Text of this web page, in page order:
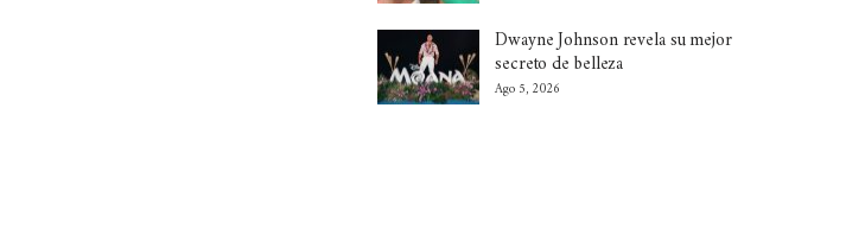
Dwayne Johnson revela su mejor
secreto de belleza
Ago 5, 2026